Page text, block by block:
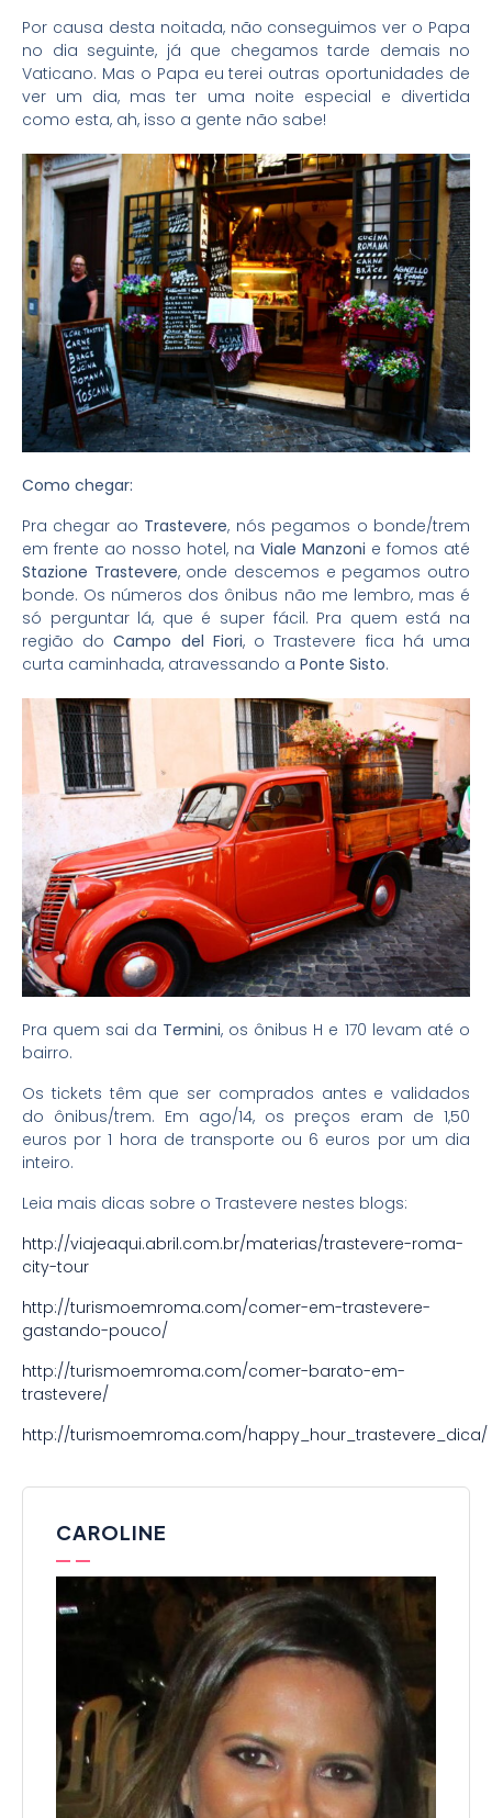
Por causa desta noitada, não conseguimos ver o Papa
no dia seguinte, já que chegamos tarde demais no
Vaticano. Mas o Papa eu terei outras oportunidades de
ver um dia, mas ter uma noite especial e divertida
como esta, ah, isso a gente não sabe!
Como chegar:
Pra chegar ao Trastevere, nós pegamos o bonde/trem
em frente ao nosso hotel, na Viale Manzoni e fomos até
Stazione Trastevere, onde descemos e pegamos outro
bonde. Os números dos ônibus não me lembro, mas é
só perguntar lá, que é super fácil. Pra quem está na
região doCampo del Fiori, o Trastevere fica há uma
curta caminhada, atravessando a Ponte Sisto.
Pra quem sai da Termini, os ônibus H e 170 levam até o
bairro.
Os tickets têm que ser comprados antes e validados
do ônibus/trem. Em ago/14, os preços eram de 1,50
euros por 1 hora de transporte ou 6 euros por um dia
inteiro.
Leia mais dicas sobre o Trastevere nestes blogs:
http://viajeaqui.abril.com.br/materias/trastevere-roma-
city-tour
http://turismoemroma.com/comer-em-trastevere-
gastando-pouco/
http://turismoemroma.com/comer-barato-em-
trastevere/
http://turismoemroma.com/happy_hour_trastevere_dica/
CAROLINE